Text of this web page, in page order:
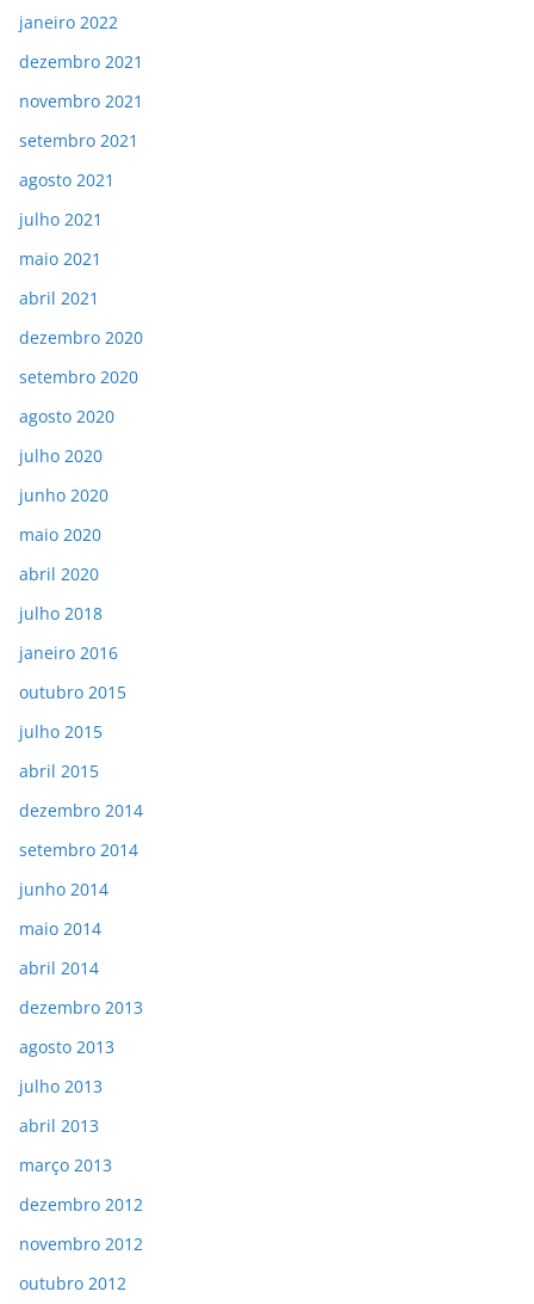
janeiro 2022
dezembro 2021
novembro 2021
setembro 2021
agosto 2021
julho 2021
maio 2021
abril 2021
dezembro 2020
setembro 2020
agosto 2020
julho 2020
junho 2020
maio 2020
abril 2020
julho 2018
janeiro 2016
outubro 2015
julho 2015
abril 2015
dezembro 2014
setembro 2014
junho 2014
maio 2014
abril 2014
dezembro 2013
agosto 2013
julho 2013
abril 2013
março 2013
dezembro 2012
novembro 2012
outubro 2012